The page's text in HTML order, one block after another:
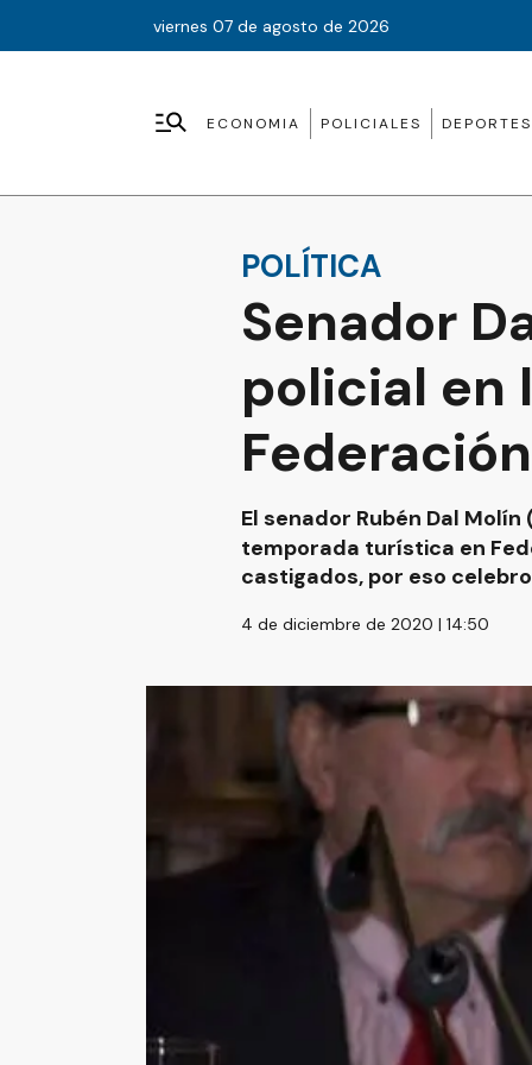
viernes 07 de agosto de 2026
ECONOMIA POLICIALES DEPORTES
POLÍTICA
Senador
policial en
Federación
El senador Rubén Dal
temporada turística en
castigados, por eso
4 de diciembre de 2020 | 14:50